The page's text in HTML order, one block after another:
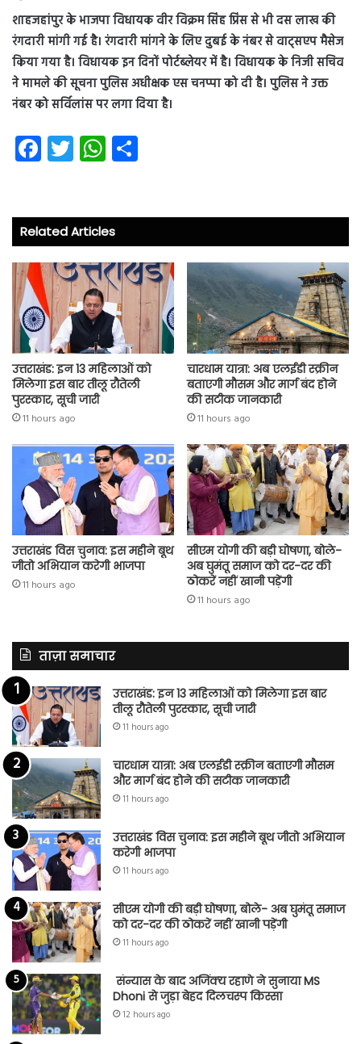
शाहजहांपुर के भाजपा विधायक वीर विक्रम सिंह प्रिंस से भी दस लाख की
रंगदारी मांगी गई है। रंगदारी मांगने के लिए दुबई के नंबर से वाट्सएप मैसेज
किया गया है। विधायक इन दिनों पोर्टब्लेयर में है। विधायक के निजी सचिव
ने मामले की सूचना पुलिस अधीक्षक एस चनप्पा को दी है। पुलिस ने उक्त
नंबर को सर्विलांस पर लगा दिया है।
Fa
ce
o
ok
T
wi
er
W
ha
A
p
p
Related Articles
उत्तराखंड: इन 13 महिलाओं को
मिलेगा इस बार तीलू रौतेली
पुरस्कार, सूची जारी
11 hours ago
चारधाम यात्रा: अब एलईडी स्क्रीन
बताएगी मौसम और मार्ग बंद होने
की सटीक जानकारी
11 hours ago
उत्तराखंड विस चुनाव: इस महीने बूथ
जीतो अभियान करेगी भाजपा
11 hours ago
सीएम योगी की बड़ी घोषणा, बोले-
अब घुमंतू समाज को दर-दर की
ठोकरें नहीं खानी पड़ेंगी
11 hours ago
ताज़ा समाचार
उत्तराखंड: इन 13 महिलाओं को मिलेगा इस बार
तीलू रौतेली पुरस्कार, सूची जारी
11 hours ago
चारधाम यात्रा: अब एलईडी स्क्रीन बताएगी मौसम
और मार्ग बंद होने की सटीक जानकारी
11 hours ago
उत्तराखंड विस चुनाव: इस महीने बूथ जीतो अभियान
करेगी भाजपा
11 hours ago
सीएम योगी की बड़ी घोषणा, बोले- अब घुमंतू समाज
को दर-दर की ठोकरें नहीं खानी पड़ेंगी
11 hours ago
संन्यास के बाद अजिंक्‍य रहाणे ने सुनाया MS
Dhoni से जुड़ा बेहद दिलचस्प किस्सा
12 hours ago